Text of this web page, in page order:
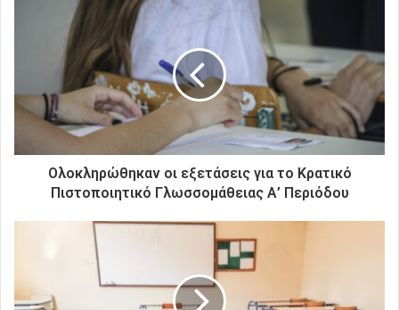
λ
τ
α
Ολοκληρώθηκαν οι εξετάσεις για το Κρατικό
Πιστοποιητικό Γλωσσομάθειας Α’ Περιόδου